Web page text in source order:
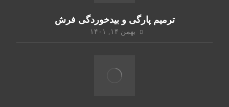
ترمیم پارگی و بیدخوردگی فرش
بهمن ۱۴, ۱۴۰۱